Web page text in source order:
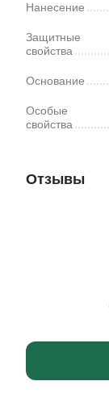
Нанесение
Защитные
свойства
Основание
Особые
свойства
Отзывы